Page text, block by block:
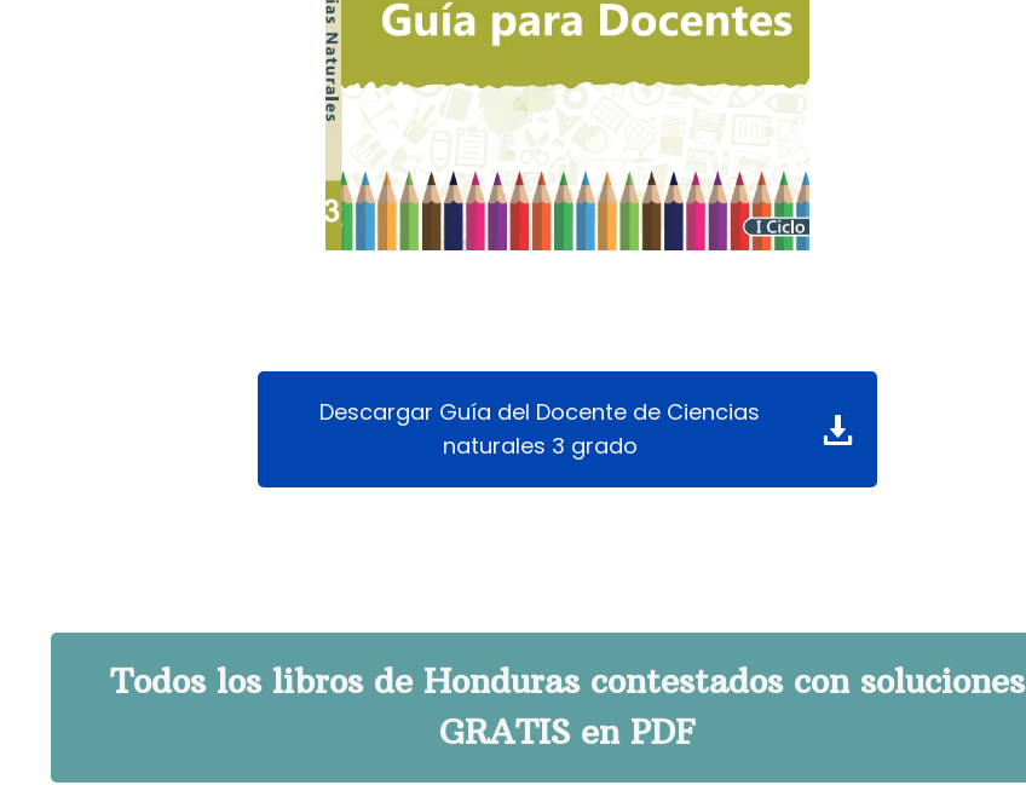
Descargar Guía del Docente de Ciencias
naturales 3 grado
Todos los libros de Honduras contestados con soluciones
GRATIS en PDF